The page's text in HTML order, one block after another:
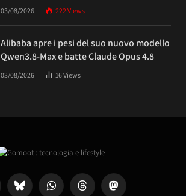
03/08/2026 222 Views
Alibaba apre i pesi del suo nuovo modello
Qwen3.8-Max e batte Claude Opus 4.8
03/08/2026 16Views
Bluesky WhatsAppThreads Mastodon